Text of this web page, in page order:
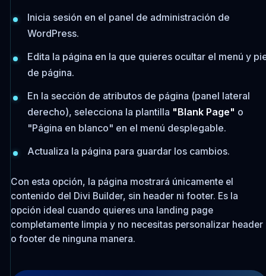
Inicia sesión en el panel de administración de
WordPress.
Edita la página en la que quieres ocultar el menú y
de página.
En la sección de atributos de página (panel lateral
derecho), selecciona la plantilla "Blank Page" o
"Página en blanco" en el menú desplegable.
Actualiza la página para guardar los cambios.
Con esta opción, la página mostrará únicamente el
contenido del Divi Builder, sin header ni footer. Es la
opción ideal cuando quieres una landing page
completamente limpia y no necesitas personalizar header
o footer de ninguna manera.